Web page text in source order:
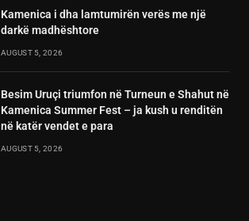
Kamenica i dha lamtumirën verës me një
darkë madhështore
AUGUST 5, 2026
Besim Uruçi triumfon në Turneun e Shahut në
Kamenica Summer Fest – ja kush u renditën
në katër vendet e para
AUGUST 5, 2026